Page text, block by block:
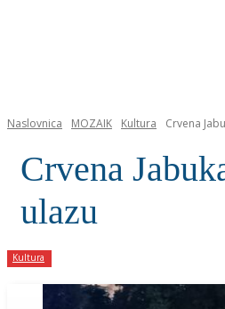
Naslovnica MOZAIK Kultura Crvena
Crvena
ulazu
Kultura